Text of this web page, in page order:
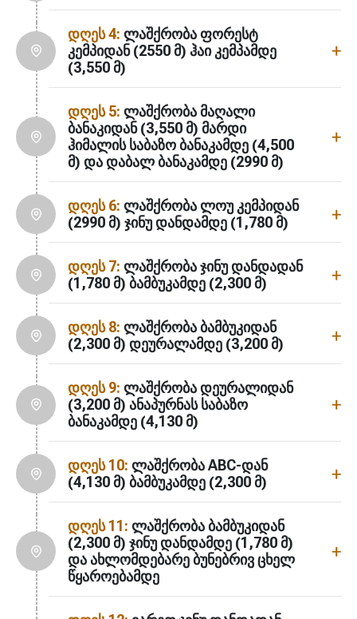
დღეს 4: ლაშქრობა ფორესტ
კემპიდან (2550 მ) ჰაი კემპამდე
(3,550 მ)
დღეს 5: ლაშქრობა მაღალი
ბანაკიდან (3,550 მ) მარდი
ჰიმალის საბაზო ბანაკამდე (4,500
მ) და დაბალ ბანაკამდე (2990 მ)
დღეს 6: ლაშქრობა ლოუ კემპიდან
(2990 მ) ჯინუ დანდამდე (1,780 მ)
დღეს 7: ლაშქრობა ჯინუ დანდადან
(1,780 მ) ბამბუკამდე (2,300 მ)
დღეს 8: ლაშქრობა ბამბუკიდან
(2,300 მ) დეურალამდე (3,200 მ)
დღეს 9: ლაშქრობა დეურალიდან
(3,200 მ) ანაპურნას საბაზო
ბანაკამდე (4,130 მ)
დღეს 10: ლაშქრობა ABC-დან
(4,130 მ) ბამბუკამდე (2,300 მ)
დღეს 11: ლაშქრობა ბამბუკიდან
(2,300 მ) ჯინუ დანდამდე (1,780 მ)
და ახლომდებარე ბუნებრივ ცხელ
წყაროებამდე